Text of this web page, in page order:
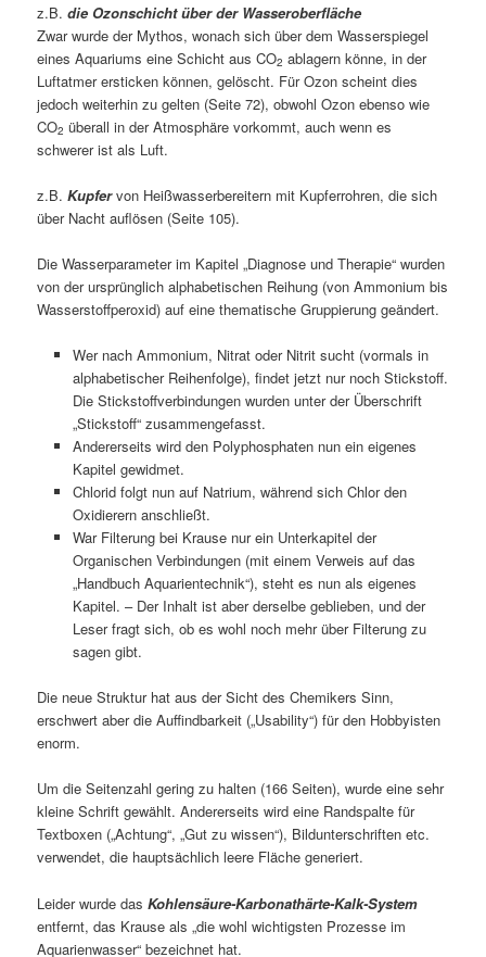
z.B.die Ozonschicht über der Wasseroberfläche
Zwar wurde der Mythos, wonach sich über dem Wasserspiegel
eines Aquariums eine Schicht aus CO2 ablagern könne, in der
Luftatmer ersticken können, gelöscht. Für Ozon scheint dies
jedoch weiterhin zu gelten (Seite 72), obwohl Ozon ebenso wie
CO2 überall in der Atmosphäre vorkommt, auch wenn es
schwerer ist als Luft.
z.B.Kupfervon Heißwasserbereitern mit Kupferrohren, die sich
über Nacht auflösen (Seite 105).
Die Wasserparameter im Kapitel „Diagnose und Therapie“ wurden
von der ursprünglich alphabetischen Reihung (von Ammonium bis
Wasserstoffperoxid) auf eine thematische Gruppierung geändert.
Wer nach Ammonium, Nitrat oder Nitrit sucht (vormals in
alphabetischer Reihenfolge), findet jetzt nur noch Stickstoff.
Die Stickstoffverbindungen wurden unter der Überschrift
„Stickstoff“ zusammengefasst.
Andererseits wird den Polyphosphaten nun ein eigenes
Kapitel gewidmet.
Chlorid folgt nun auf Natrium, während sich Chlor den
Oxidierern anschließt.
War Filterung bei Krause nur ein Unterkapitel der
Organischen Verbindungen (mit einem Verweis auf das
„Handbuch Aquarientechnik“), steht es nun als eigenes
Kapitel. – Der Inhalt ist aber derselbe geblieben, und der
Leser fragt sich, ob es wohl noch mehr über Filterung zu
sagen gibt.
Die neue Struktur hat aus der Sicht des Chemikers Sinn,
erschwert aber die Auffindbarkeit („Usability“) für den Hobbyisten
enorm.
Um die Seitenzahl gering zu halten (166 Seiten), wurde eine sehr
kleine Schrift gewählt. Andererseits wird eine Randspalte für
Textboxen („Achtung“, „Gut zu wissen“), Bildunterschriften etc.
verwendet, die hauptsächlich leere Fläche generiert.
Leider wurde dasKohlensäure-Karbonathärte-Kalk-System
entfernt, das Krause als „die wohl wichtigsten Prozesse im
Aquarienwasser“ bezeichnet hat.